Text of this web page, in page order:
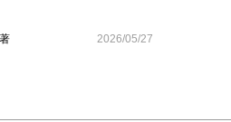
2026/05/27